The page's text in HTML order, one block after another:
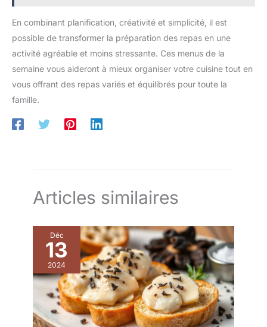
En combinant planification, créativité et simplicité, il est
possible de transformer la préparation des repas en une
activité agréable et moins stressante. Ces menus de la
semaine vous aideront à mieux organiser votre cuisine tout en
vous offrant des repas variés et équilibrés pour toute la
famille.
Articles similaires
Déc
13
2024